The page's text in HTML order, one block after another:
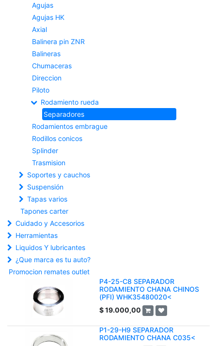
Agujas
Agujas HK
Axial
Balinera pin ZNR
Balineras
Chumaceras
Direccion
Piloto
Rodamiento rueda
Separadores
Rodamientos embrague
Rodillos conicos
Splinder
Trasmision
Soportes y cauchos
Suspensión
Tapas varios
Tapones carter
Cuidado y Accesorios
Herramientas
Liquidos Y lubricantes
¿Que marca es tu auto?
Promocion remates outlet
P4-25-C8 SEPARADOR
RODAMIENTO CHANA CHINOS
(PFI) WHK35480020<
$19.000,00
P1-29-H9 SEPARADOR
RODAMIENTO CHANA C035<